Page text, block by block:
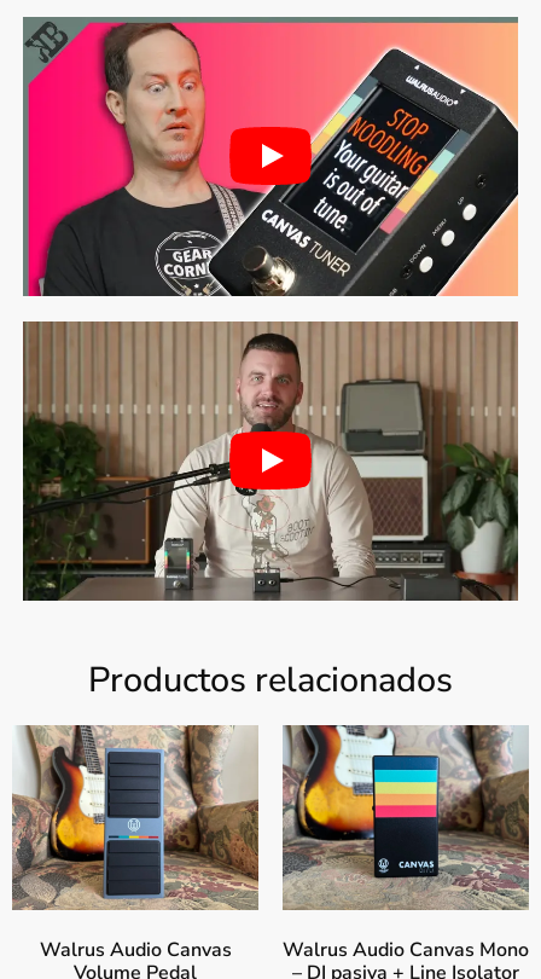
Productos relacionados
Walrus Audio Canvas
Volume Pedal
Walrus Audio Canvas Mono
– DI pasiva + Line Isolator